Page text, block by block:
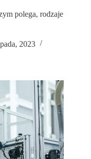
polega, rodzaje
2023